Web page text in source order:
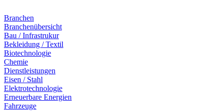
Branchen
Branchenübersicht
Bau / Infrastrukur
Bekleidung / Textil
Biotechnologie
Chemie
Dienstleistungen
Eisen / Stahl
Elektrotechnologie
Erneuerbare Energien
Fahrzeuge